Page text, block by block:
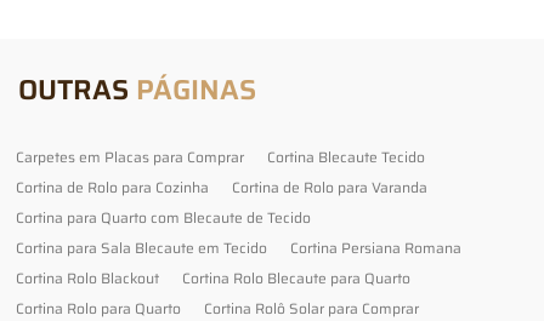
OUTRAS PÁGINAS
Carpetes em Placas para Comprar
Cortina Blecaute Tecido
Cortina de Rolo para Cozinha
Cortina de Rolo para Varanda
Cortina para Quarto com Blecaute de Tecido
Cortina para Sala Blecaute em Tecido
Cortina Persiana Romana
Cortina Rolo Blackout
Cortina Rolo Blecaute para Quarto
Cortina Rolo para Quarto
Cortina Rolô Solar para Comprar